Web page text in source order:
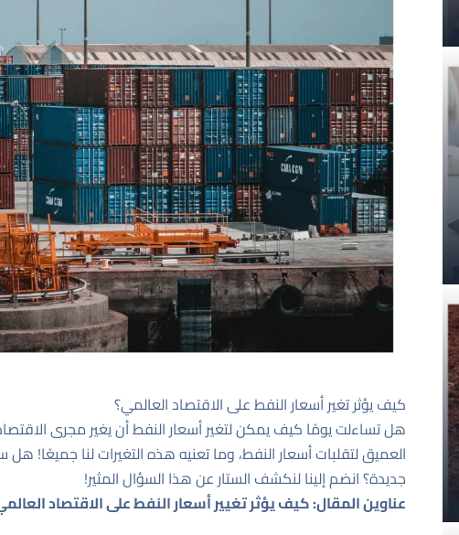
كيف يؤثر تغير أسعار النفط على الاقتصاد العالمي؟
هل تساءلت يومًا كيف يمكن لتغير أسعار النفط أن يغير مجرى
العميق لتقلبات أسعار النفط، وما تعنيه هذه التغيرات لنا جميعًا!
جديدة؟ انضم إلينا لنكشف الستار عن هذا السؤال المثير!
عناوين المقال: كيف يؤثر تغيير أسعار النفط على الاقتصاد